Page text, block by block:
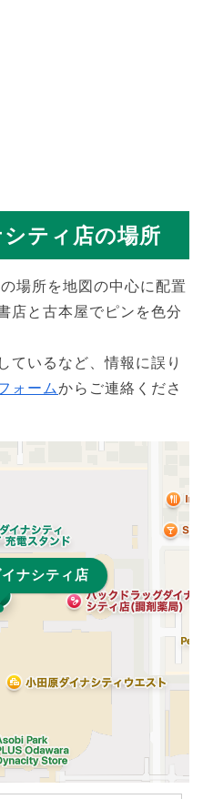
ティ店の場所
場所を地図の中心に配置
店と古本屋でピンを色分
ているなど、情報に誤り
ォームからご連絡くださ
ナシティ店